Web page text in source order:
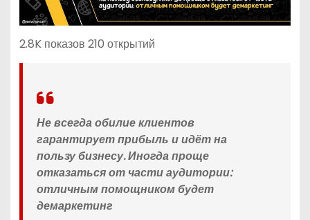
2.8K показов 210 открытий
Не всегда обилие клиентов
гарантирует прибыль и идёт на
пользу бизнесу. Иногда проще
отказаться от части аудитории:
отличным помощником будет
демаркетинг